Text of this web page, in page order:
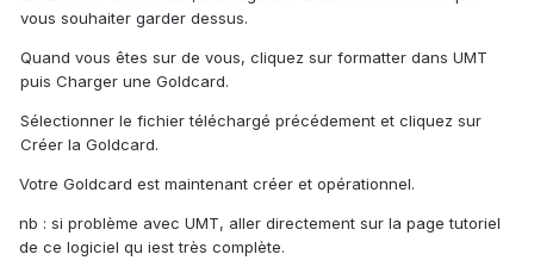
vous souhaiter garder dessus.
Quand vous êtes sur de vous, cliquez sur formatter dans UMT
puis Charger une Goldcard.
Sélectionner le fichier téléchargé précédement et cliquez sur
Créer la Goldcard.
Votre Goldcard est maintenant créer et opérationnel.
nb : si problème avec UMT, aller directement sur la page tutoriel
de ce logiciel qu iest très complète.